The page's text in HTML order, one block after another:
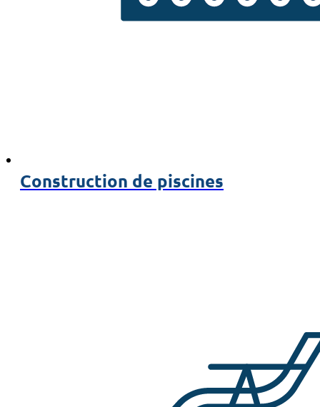
Construction de piscines